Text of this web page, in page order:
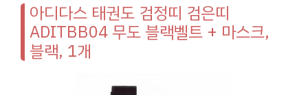
아디다스 태권도 검정띠 검은띠
ADITBB04 무도 블랙벨트 + 마스크,
블랙, 1개